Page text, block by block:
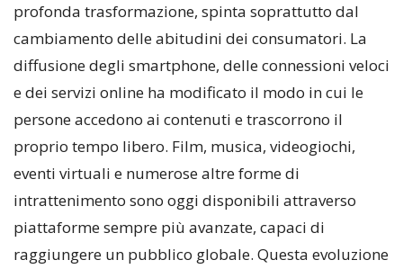
profonda trasformazione, spinta soprattutto dal
cambiamento delle abitudini dei consumatori. La
diffusione degli smartphone, delle connessioni veloci
e dei servizi online ha modificato il modo in cui le
persone accedono ai contenuti e trascorrono il
proprio tempo libero. Film, musica, videogiochi,
eventi virtuali e numerose altre forme di
intrattenimento sono oggi disponibili attraverso
piattaforme sempre più avanzate, capaci di
raggiungere un pubblico globale. Questa evoluzione